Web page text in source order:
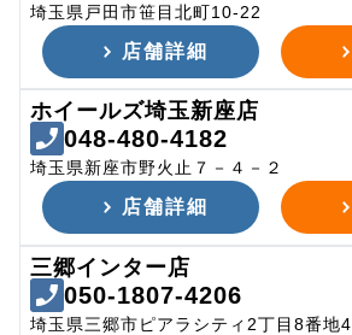
埼玉県戸田市笹目北町10-22
店舗詳細
ホイールズ埼玉新座店
048-480-4182
埼玉県新座市野火止７－４－２
店舗詳細
三郷インター店
050-1807-4206
埼玉県三郷市ピアラシティ2丁目8番地4